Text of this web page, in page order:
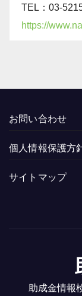
TEL：03-
https://
お問い合わせ
個人情報保護方
サイトマップ
助成金情報